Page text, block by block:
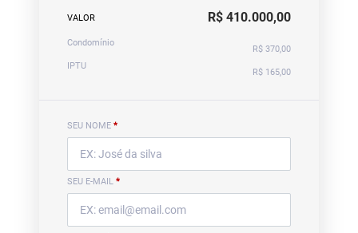
VALOR R$ 410.000,00
Condomínio
R$ 370,00
IPTU
R$ 165,00
SEU NOME *
SEU E-MAIL *